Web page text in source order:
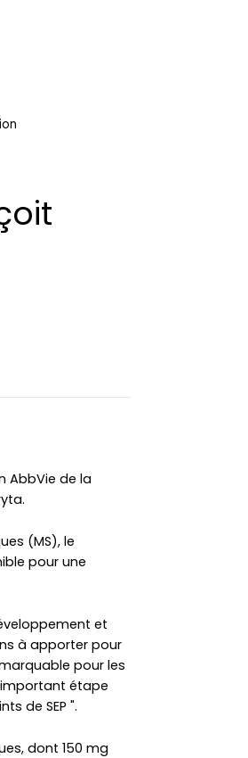
AbbVie de la
(MS), le
pour une
et
à apporter pour
pour les
important étape
de SEP ".
dont 150 mg